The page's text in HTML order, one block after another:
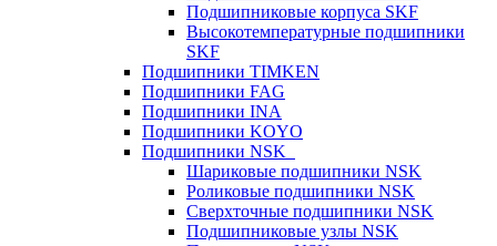
Подшипниковые корпуса SKF
Высокотемпературные подшипники
SKF
Подшипники TIMKEN
Подшипники FAG
Подшипники INA
Подшипники KOYO
Подшипники NSK
Шариковые подшипники NSK
Роликовые подшипники NSK
Сверхточные подшипники NSK
Подшипниковые узлы NSK